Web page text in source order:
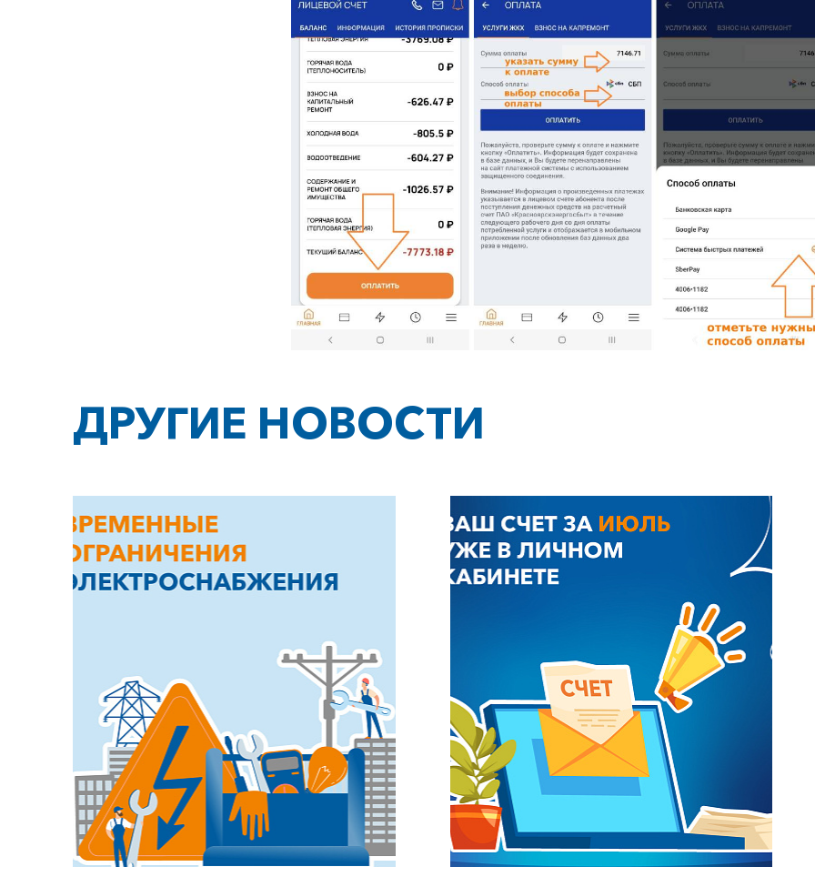
+7-800-700-24-57
Заказать обратный звонок
Частным клиентам
Корпоративным клиентам
ДРУГИЕ НОВОСТИ